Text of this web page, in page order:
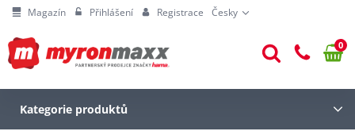
Magazín Přihlášení Registrace Česky
0
Kategorie produktů